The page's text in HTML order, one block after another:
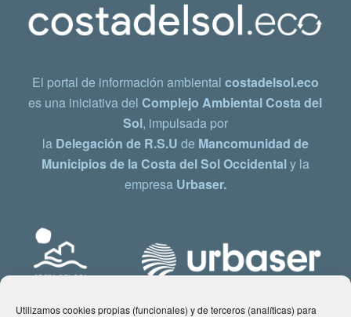
Utilizamos cookies propias (funcionales) y de terceros (analíticas) para
El portal de información ambiental costadelsol.eco
es una iniciativa delComplejo Ambiental Costa del
Sol, impulsada por
la Delegación de R.S.U de Mancomunidad de
Municipios de la Costa del Sol Occidentaly la
empresa Urbaser.